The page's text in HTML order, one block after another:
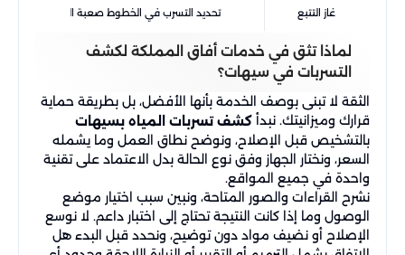
غاز التتبع تحديد التسرب في الخطوط صعبة الرصد
لماذا تثق في خدمات أفاق المملكة لكشف
التسربات في سيهات؟
الثقة لا تبنى بوصف الخدمة بأنها الأفضل، بل بطريقة حماية
قرارك وميزانيتك. نبدأ كشف تسربات المياه بسيهات
بالتشخيص قبل الإصلاح، ونوضح نطاق العمل وما يشمله
السعر، ونختار الجهاز وفق نوع الحالة بدل الاعتماد على تقنية
واحدة في جميع المواقع.
نشرح القراءات والصور المتاحة، ونبين سبب اختيار موضع
الوصول وما إذا كانت النتيجة تحتاج إلى اختبار داعم. لا نوسع
الإصلاح أو نضيف مواد دون توضيح، ونحدد قبل البدء هل